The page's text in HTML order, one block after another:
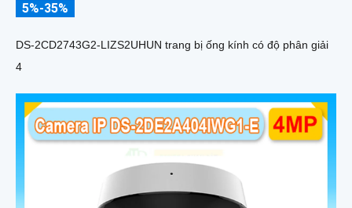
5%-35%
DS-2CD2743G2-LIZS2UHUN trang bị ống kính có độ phân giải
4